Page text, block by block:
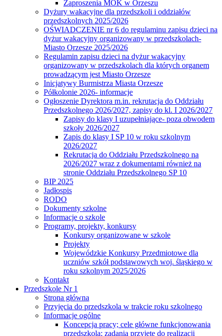
Zaproszenia MOK w Orzeszu
Dyżury wakacyjne dla przedszkoli i oddziałów
przedszkolnych 2025/2026
OŚWIADCZENIE nr 6 do regulaminu zapisu dzieci na
dyżur wakacyjny organizowany w przedszkolach-
Miasto Orzesze 2025/2026
Regulamin zapisu dzieci na dyżur wakacyjny
organizowany w przedszkolach dla których organem
prowadzącym jest Miasto Orzesze
Inicjatywy Burmistrza Miasta Orzesze
Półkolonie 2026- informacje
Ogłoszenie Dyrektora m.in. rekrutacja do Oddziału
Przedszkolnego 2026/2027, zapisy do kl. I 2026/2027
Zapisy do klasy I uzupełniające- poza obwodem
szkoły 2026/2027
Zapis do klasy I SP 10 w roku szkolnym
2026/2027
Rekrutacja do Oddziału Przedszkolnego na
2026/2027 wraz z dokumentami również na
stronie Oddziału Przedszkolnego SP 10
BIP 2025
Jadłospis
RODO
Dokumenty szkolne
Informacje o szkole
Programy, projekty, konkursy
Konkursy organizowane w szkole
Projekty
Wojewódzkie Konkursy Przedmiotowe dla
uczniów szkół podstawowych woj. śląskiego w
roku szkolnym 2025/2026
Kontakt
Przedszkole Nr 1
Strona główna
Przyjęcia do przedszkola w trakcie roku szkolnego
Informacje ogólne
Koncepcja pracy; cele główne funkcjonowania
przedszkola; zadania przyjęte do realizacji